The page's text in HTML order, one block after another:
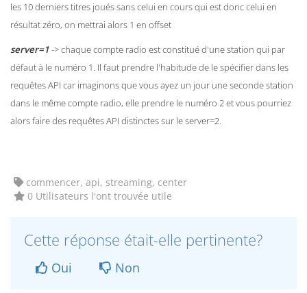
les 10 derniers titres joués sans celui en cours qui est donc celui en
résultat zéro, on mettrai alors 1 en offset
server=1-> chaque compte radio est constitué d'une station qui par
défaut à le numéro 1. Il faut prendre l'habitude de le spécifier dans les
requêtes API car imaginons que vous ayez un jour une seconde station
dans le même compte radio, elle prendre le numéro 2 et vous pourriez
alors faire des requêtes API distinctes sur le server=2.
commencer, api, streaming, center
0 Utilisateurs l'ont trouvée utile
Cette réponse était-elle pertinente?
Oui Non